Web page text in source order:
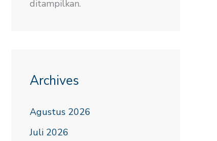
ditampilkan.
Archives
Agustus 2026
Juli 2026